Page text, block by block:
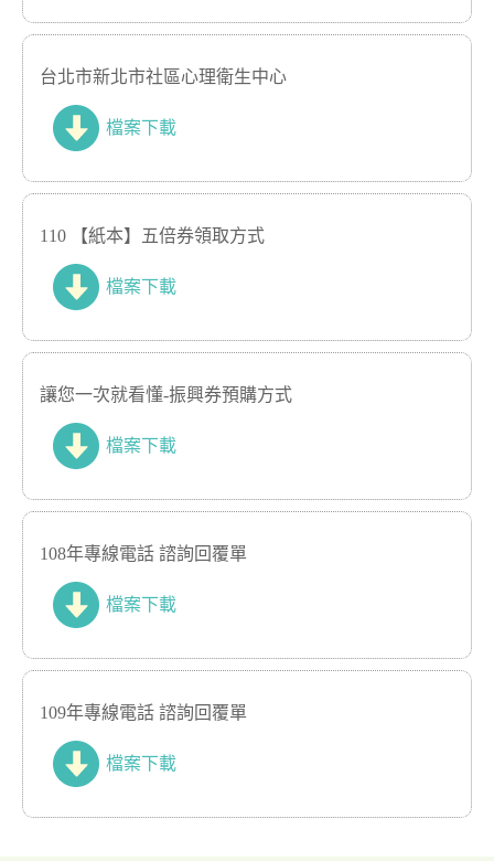
台北市新北市社區心理衛生中心
檔案下載
110 【紙本】五倍券領取方式
檔案下載
讓您一次就看懂-振興券預購方式
檔案下載
108年專線電話 諮詢回覆單
檔案下載
109年專線電話 諮詢回覆單
檔案下載